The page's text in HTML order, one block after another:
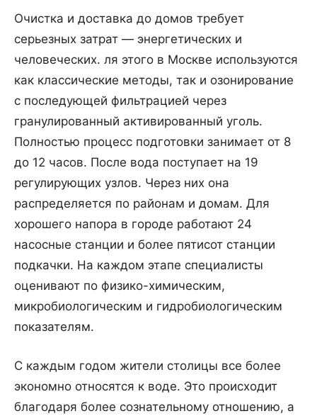
Очистка и доставка до домов требует
серьезных затрат — энергетических и
человеческих. ля этого в Москве используются
как классические методы, так и озонирование
с последующей фильтрацией через
гранулированный активированный уголь.
Полностью процесс подготовки занимает от 8
до 12 часов. После вода поступает на 19
регулирующих узлов. Через них она
распределяется по районам и домам. Для
хорошего напора в городе работают 24
насосные станции и более пятисот станции
подкачки. На каждом этапе специалисты
оценивают по физико-химическим,
микробиологическим и гидробиологическим
показателям.
С каждым годом жители столицы все более
экономно относятся к воде. Это происходит
благодаря более сознательному отношению, а